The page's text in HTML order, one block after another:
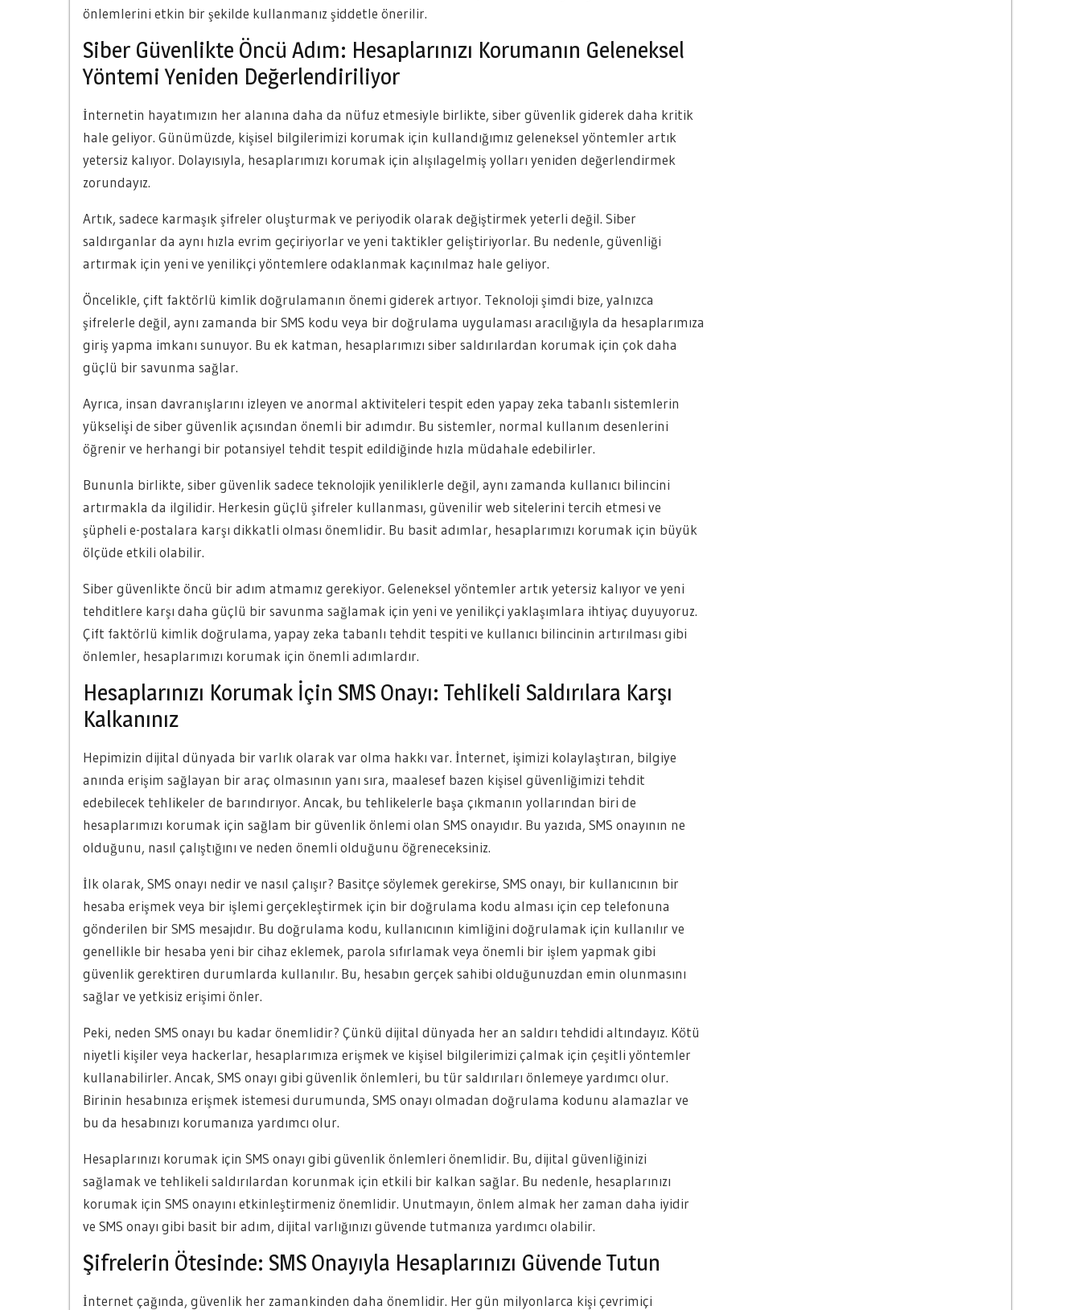
önlemlerini etkin bir şekilde kullanmanız şiddetle önerilir.
Siber Güvenlikte Öncü Adım: Hesaplarınızı Korumanın Geleneksel
Yöntemi Yeniden Değerlendiriliyor
İnternetin hayatımızın her alanına daha da nüfuz etmesiyle birlikte, siber güvenlik giderek daha kritik
hale geliyor. Günümüzde, kişisel bilgilerimizi korumak için kullandığımız geleneksel yöntemler artık
yetersiz kalıyor. Dolayısıyla, hesaplarımızı korumak için alışılagelmiş yolları yeniden değerlendirmek
zorundayız.
Artık, sadece karmaşık şifreler oluşturmak ve periyodik olarak değiştirmek yeterli değil. Siber
saldırganlar da aynı hızla evrim geçiriyorlar ve yeni taktikler geliştiriyorlar. Bu nedenle, güvenliği
artırmak için yeni ve yenilikçi yöntemlere odaklanmak kaçınılmaz hale geliyor.
Öncelikle, çift faktörlü kimlik doğrulamanın önemi giderek artıyor. Teknoloji şimdi bize, yalnızca
şifrelerle değil, aynı zamanda bir SMS kodu veya bir doğrulama uygulaması aracılığıyla da hesaplarımıza
giriş yapma imkanı sunuyor. Bu ek katman, hesaplarımızı siber saldırılardan korumak için çok daha
güçlü bir savunma sağlar.
Ayrıca, insan davranışlarını izleyen ve anormal aktiviteleri tespit eden yapay zeka tabanlı sistemlerin
yükselişi de siber güvenlik açısından önemli bir adımdır. Bu sistemler, normal kullanım desenlerini
öğrenir ve herhangi bir potansiyel tehdit tespit edildiğinde hızla müdahale edebilirler.
Bununla birlikte, siber güvenlik sadece teknolojik yeniliklerle değil, aynı zamanda kullanıcı bilincini
artırmakla da ilgilidir. Herkesin güçlü şifreler kullanması, güvenilir web sitelerini tercih etmesi ve
şüpheli e-postalara karşı dikkatli olması önemlidir. Bu basit adımlar, hesaplarımızı korumak için büyük
ölçüde etkili olabilir.
Siber güvenlikte öncü bir adım atmamız gerekiyor. Geleneksel yöntemler artık yetersiz kalıyor ve yeni
tehditlere karşı daha güçlü bir savunma sağlamak için yeni ve yenilikçi yaklaşımlara ihtiyaç duyuyoruz.
Çift faktörlü kimlik doğrulama, yapay zeka tabanlı tehdit tespiti ve kullanıcı bilincinin artırılması gibi
önlemler, hesaplarımızı korumak için önemli adımlardır.
Hesaplarınızı Korumak İçin SMS Onayı: Tehlikeli Saldırılara Karşı
Kalkanınız
Hepimizin dijital dünyada bir varlık olarak var olma hakkı var. İnternet, işimizi kolaylaştıran, bilgiye
anında erişim sağlayan bir araç olmasının yanı sıra, maalesef bazen kişisel güvenliğimizi tehdit
edebilecek tehlikeler de barındırıyor. Ancak, bu tehlikelerle başa çıkmanın yollarından biri de
hesaplarımızı korumak için sağlam bir güvenlik önlemi olan SMS onayıdır. Bu yazıda, SMS onayının ne
olduğunu, nasıl çalıştığını ve neden önemli olduğunu öğreneceksiniz.
İlk olarak, SMS onayı nedir ve nasıl çalışır? Basitçe söylemek gerekirse, SMS onayı, bir kullanıcının bir
hesaba erişmek veya bir işlemi gerçekleştirmek için bir doğrulama kodu alması için cep telefonuna
gönderilen bir SMS mesajıdır. Bu doğrulama kodu, kullanıcının kimliğini doğrulamak için kullanılır ve
genellikle bir hesaba yeni bir cihaz eklemek, parola sıfırlamak veya önemli bir işlem yapmak gibi
güvenlik gerektiren durumlarda kullanılır. Bu, hesabın gerçek sahibi olduğunuzdan emin olunmasını
sağlar ve yetkisiz erişimi önler.
Peki, neden SMS onayı bu kadar önemlidir? Çünkü dijital dünyada her an saldırı tehdidi altındayız. Kötü
niyetli kişiler veya hackerlar, hesaplarımıza erişmek ve kişisel bilgilerimizi çalmak için çeşitli yöntemler
kullanabilirler. Ancak, SMS onayı gibi güvenlik önlemleri, bu tür saldırıları önlemeye yardımcı olur.
Birinin hesabınıza erişmek istemesi durumunda, SMS onayı olmadan doğrulama kodunu alamazlar ve
bu da hesabınızı korumanıza yardımcı olur.
Hesaplarınızı korumak için SMS onayı gibi güvenlik önlemleri önemlidir. Bu, dijital güvenliğinizi
sağlamak ve tehlikeli saldırılardan korunmak için etkili bir kalkan sağlar. Bu nedenle, hesaplarınızı
korumak için SMS onayını etkinleştirmeniz önemlidir. Unutmayın, önlem almak her zaman daha iyidir
ve SMS onayı gibi basit bir adım, dijital varlığınızı güvende tutmanıza yardımcı olabilir.
Şifrelerin Ötesinde: SMS Onayıyla Hesaplarınızı Güvende Tutun
İnternet çağında, güvenlik her zamankinden daha önemlidir. Her gün milyonlarca kişi çevrimiçi